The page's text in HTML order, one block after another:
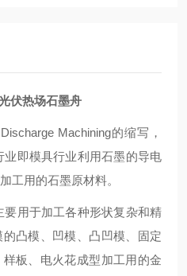
伏热场石墨舟
Machining的缩写，
即模具行业利用石墨的导电
工用的石墨原材料。
用于加工各种形状复杂和精
凸模、凹模、凸凹模、固定
板、电火花成型加工用的金